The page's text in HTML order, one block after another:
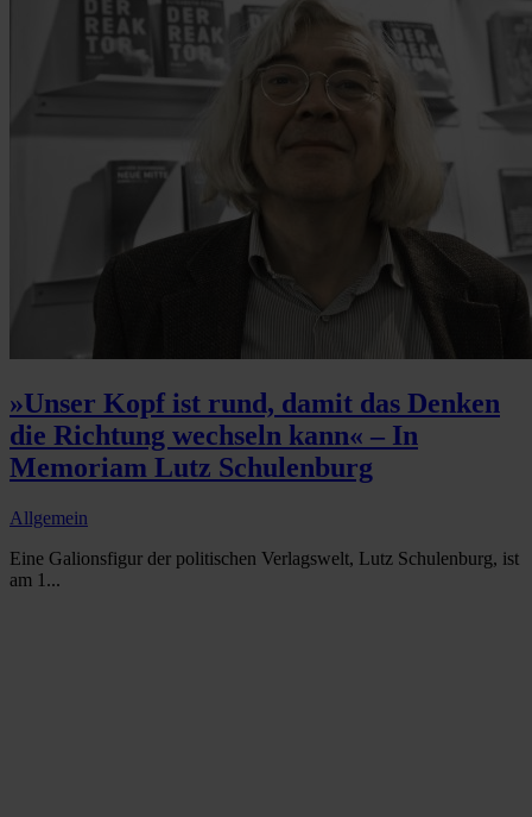
»Unser Kopf ist rund, damit das Denken
die Richtung wechseln kann« – In
Memoriam Lutz Schulenburg
Allgemein
Eine Galionsfigur der politischen Verlagswelt, Lutz Schulenburg, ist
am 1...